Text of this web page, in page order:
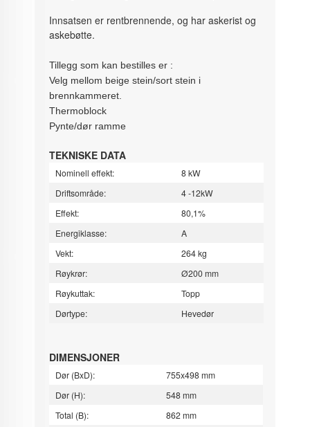
Innsatsen er rentbrennende, og har askerist og
askebøtte.
Tillegg som kan bestilles er :
Velg mellom beige stein/sort stein i
brennkammeret.
Thermoblock
Pynte/dør ramme
TEKNISKE DATA
Nominell effekt:
8 kW
Driftsområde:
4 -12kW
Effekt:
80,1%
Energiklasse:
A
Vekt:
264 kg
Røykrør:
Ø200 mm
Røykuttak:
Topp
Dørtype:
Hevedør
DIMENSJONER
Dør (BxD):
755x498 mm
Dør (H):
548 mm
Total (B):
862 mm